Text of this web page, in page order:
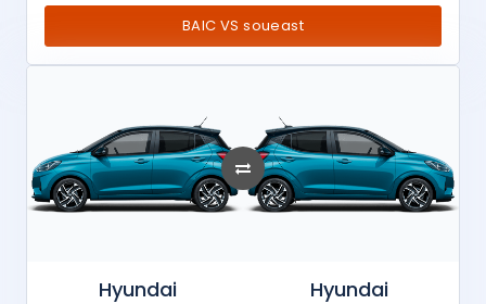
BAIC VS soueast
Hyundai Hyundai